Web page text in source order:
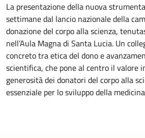
La presentazione della nuova
settimane dal lancio nazionale della
donazione del corpo alla scienza,
nell’Aula Magna di Santa Lucia. Un
concreto tra etica del dono e
scientifica, che pone al centro il valore
generosità dei donatori del corpo alla
essenziale per lo sviluppo della